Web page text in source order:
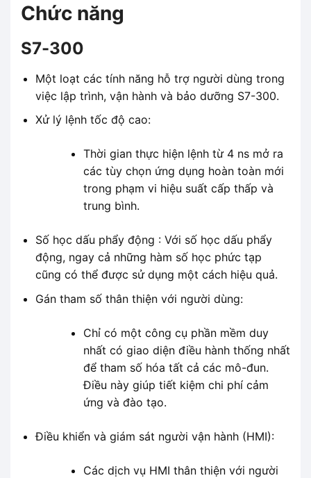
Chức năng
S7-300
Một loạt các tính năng hỗ trợ người dùng trong
việc lập trình, vận hành và bảo dưỡng S7-300.
Xử lý lệnh tốc độ cao:
Thời gian thực hiện lệnh từ 4 ns mở ra
các tùy chọn ứng dụng hoàn toàn mới
trong phạm vi hiệu suất cấp thấp và
trung bình.
Số học dấu phẩy động : Với số học dấu phẩy
động, ngay cả những hàm số học phức tạp
cũng có thể được sử dụng một cách hiệu quả.
Gán tham số thân thiện với người dùng:
Chỉ có một công cụ phần mềm duy
nhất có giao diện điều hành thống nhất
để tham số hóa tất cả các mô-đun.
Điều này giúp tiết kiệm chi phí cảm
ứng và đào tạo.
Điều khiển và giám sát người vận hành (HMI):
Các dịch vụ HMI thân thiện với người